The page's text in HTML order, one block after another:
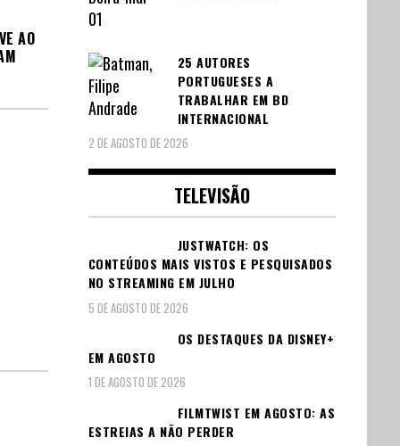
AO
25 AUTORES
PORTUGUESES A
TRABALHAR EM BD
INTERNACIONAL
2 DE AGOSTO DE 2026
TELEVISÃO
JUSTWATCH: OS
CONTEÚDOS MAIS VISTOS E PESQUISADOS
NO STREAMING EM JULHO
5 DE AGOSTO DE 2026
OS DESTAQUES DA DISNEY+
EM AGOSTO
1 DE AGOSTO DE 2026
FILMTWIST EM AGOSTO: AS
ESTREIAS A NÃO PERDER